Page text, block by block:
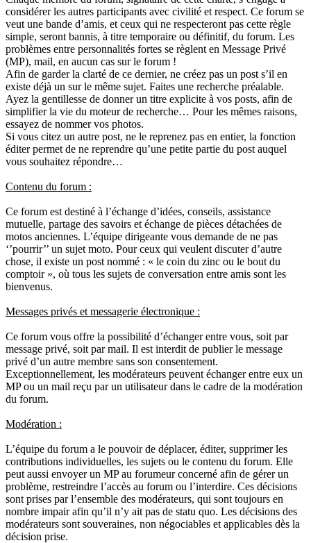
considérer les autres participants avec civilité et respect. Ce forum se
veut une bande d’amis, et ceux qui ne respecteront pas cette règle
simple, seront bannis, à titre temporaire ou définitif, du forum. Les
problèmes entre personnalités fortes se règlent en Message Privé
(MP), mail, en aucun cas sur le forum !
Afin de garder la clarté de ce dernier, ne créez pas un post s’il en
existe déjà un sur le même sujet. Faites une recherche préalable.
Ayez la gentillesse de donner un titre explicite à vos posts, afin de
simplifier la vie du moteur de recherche… Pour les mêmes raisons,
essayez de nommer vos photos.
Si vous citez un autre post, ne le reprenez pas en entier, la fonction
éditer permet de ne reprendre qu’une petite partie du post auquel
vous souhaitez répondre…
Contenu du forum :
Ce forum est destiné à l’échange d’idées, conseils, assistance
mutuelle, partage des savoirs et échange de pièces détachées de
motos anciennes. L’équipe dirigeante vous demande de ne pas
‘’pourrir’’ un sujet moto. Pour ceux qui veulent discuter d’autre
chose, il existe un post nommé : « le coin du zinc ou le bout du
comptoir », où tous les sujets de conversation entre amis sont les
bienvenus.
Messages privés et messagerie électronique :
Ce forum vous offre la possibilité d’échanger entre vous, soit par
message privé, soit par mail. Il est interdit de publier le message
privé d’un autre membre sans son consentement.
Exceptionnellement, les modérateurs peuvent échanger entre eux un
MP ou un mail reçu par un utilisateur dans le cadre de la modération
du forum.
Modération :
L’équipe du forum a le pouvoir de déplacer, éditer, supprimer les
contributions individuelles, les sujets ou le contenu du forum. Elle
peut aussi envoyer un MP au forumeur concerné afin de gérer un
problème, restreindre l’accès au forum ou l’interdire. Ces décisions
sont prises par l’ensemble des modérateurs, qui sont toujours en
nombre impair afin qu’il n’y ait pas de statu quo. Les décisions des
modérateurs sont souveraines, non négociables et applicables dès la
décision prise.